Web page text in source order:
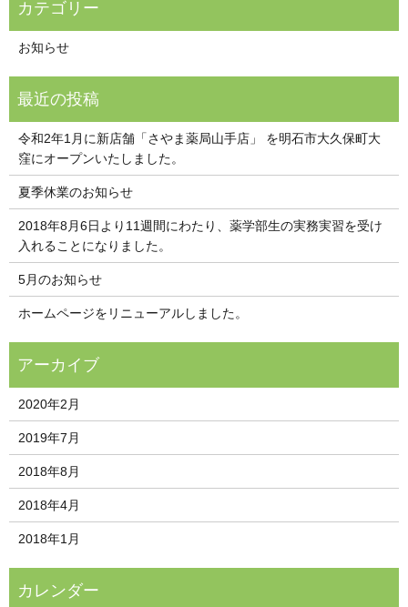
お知らせ
令和2年1月に新店舗「さやま薬局山手店」 を明石市大久保町大
窪にオープンいたしました。
夏季休業のお知らせ
2018年8月6日より11週間にわたり、薬学部生の実務実習を受け
入れることになりました。
5月のお知らせ
ホームページをリニューアルしました。
2020年2月
2019年7月
2018年8月
2018年4月
2018年1月